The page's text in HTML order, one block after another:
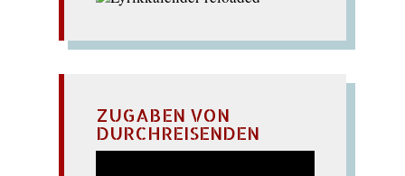
ZUGABEN VON
DURCHREISENDEN